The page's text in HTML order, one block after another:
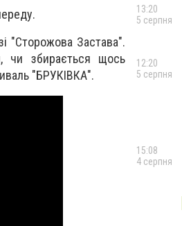
"Сторожова Застава".
чи збирається щось
"БРУКІВКА".
13:20
5 серпня
12:20
5 серпня
15:08
4 серпня